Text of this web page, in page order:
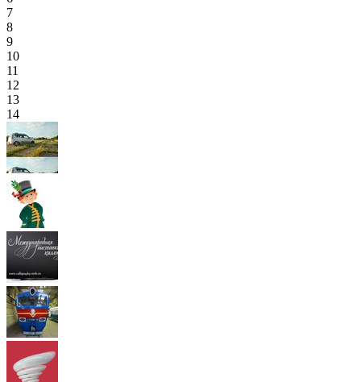
7
8
9
10
11
12
13
14